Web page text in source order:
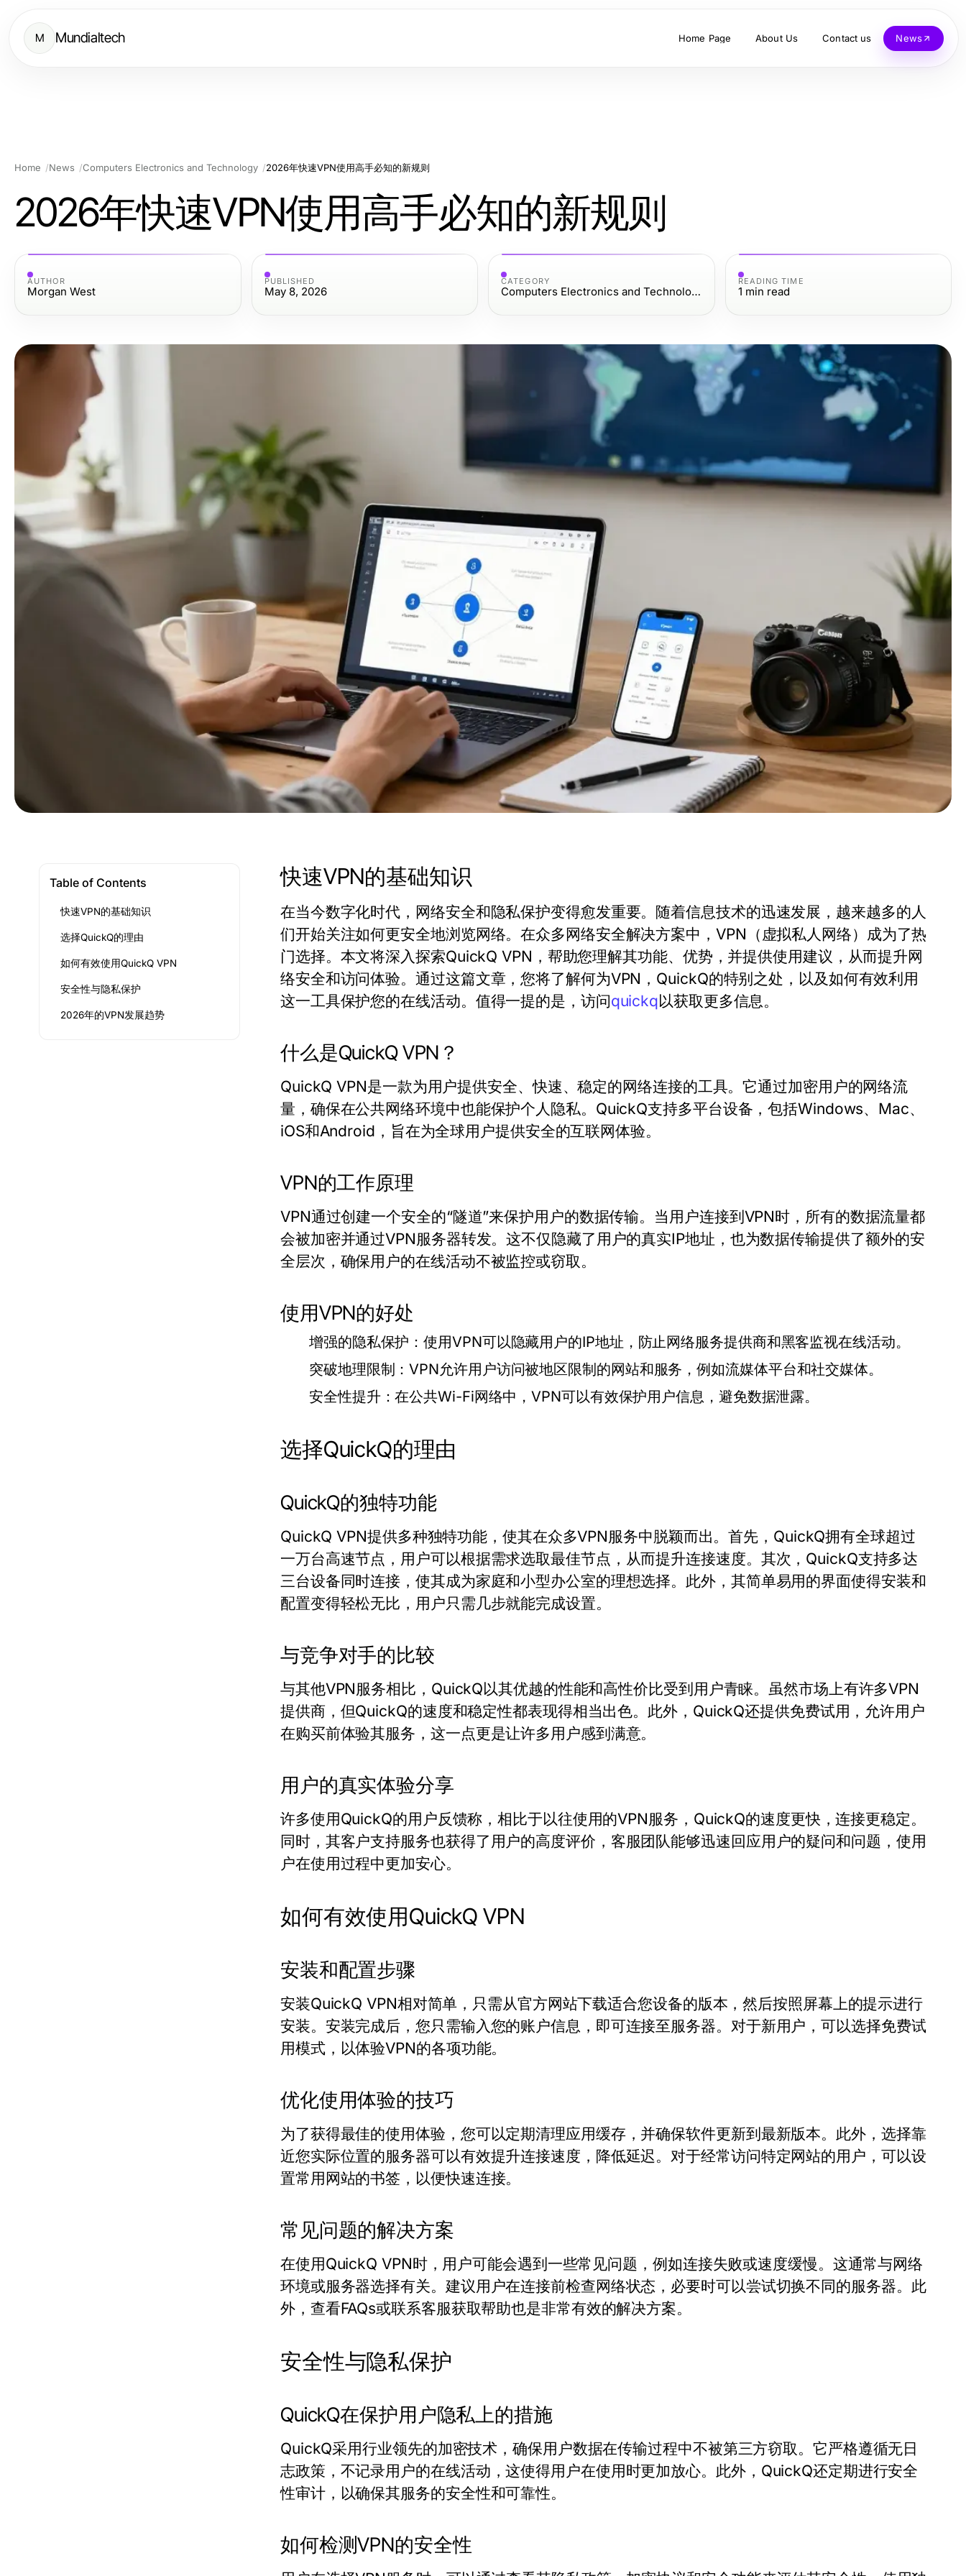
M Mundialtech Home Page About Us Contact us News
Home News Computers Electronics and Technology 2026年快速VPN使用高手必知的新规则
2026年快速VPN使用高手必知的新规则
AUTHOR
Morgan West
PUBLISHED
May 8, 2026
CATEGORY
Computers Electronics and Technology
READING TIME
1 min read
Table of Contents
快速VPN的基础知识
选择QuickQ的理由
如何有效使用QuickQ VPN
安全性与隐私保护
2026年的VPN发展趋势
快速VPN的基础知识
在当今数字化时代，网络安全和隐私保护变得愈发重要。随着信息技术的迅速发展，越来越多的人
们开始关注如何更安全地浏览网络。在众多网络安全解决方案中，VPN（虚拟私人网络）成为了热
门选择。本文将深入探索QuickQ VPN，帮助您理解其功能、优势，并提供使用建议，从而提升网
络安全和访问体验。通过这篇文章，您将了解何为VPN，QuickQ的特别之处，以及如何有效利用
这一工具保护您的在线活动。值得一提的是，访问quickq以获取更多信息。
什么是QuickQ VPN？
QuickQ VPN是一款为用户提供安全、快速、稳定的网络连接的工具。它通过加密用户的网络流
量，确保在公共网络环境中也能保护个人隐私。QuickQ支持多平台设备，包括Windows、Mac、
iOS和Android，旨在为全球用户提供安全的互联网体验。
VPN的工作原理
VPN通过创建一个安全的“隧道”来保护用户的数据传输。当用户连接到VPN时，所有的数据流量都
会被加密并通过VPN服务器转发。这不仅隐藏了用户的真实IP地址，也为数据传输提供了额外的安
全层次，确保用户的在线活动不被监控或窃取。
使用VPN的好处
增强的隐私保护：使用VPN可以隐藏用户的IP地址，防止网络服务提供商和黑客监视在线活动。
突破地理限制：VPN允许用户访问被地区限制的网站和服务，例如流媒体平台和社交媒体。
安全性提升：在公共Wi-Fi网络中，VPN可以有效保护用户信息，避免数据泄露。
选择QuickQ的理由
QuickQ的独特功能
QuickQ VPN提供多种独特功能，使其在众多VPN服务中脱颖而出。首先，QuickQ拥有全球超过
一万台高速节点，用户可以根据需求选取最佳节点，从而提升连接速度。其次，QuickQ支持多达
三台设备同时连接，使其成为家庭和小型办公室的理想选择。此外，其简单易用的界面使得安装和
配置变得轻松无比，用户只需几步就能完成设置。
与竞争对手的比较
与其他VPN服务相比，QuickQ以其优越的性能和高性价比受到用户青睐。虽然市场上有许多VPN
提供商，但QuickQ的速度和稳定性都表现得相当出色。此外，QuickQ还提供免费试用，允许用户
在购买前体验其服务，这一点更是让许多用户感到满意。
用户的真实体验分享
许多使用QuickQ的用户反馈称，相比于以往使用的VPN服务，QuickQ的速度更快，连接更稳定。
同时，其客户支持服务也获得了用户的高度评价，客服团队能够迅速回应用户的疑问和问题，使用
户在使用过程中更加安心。
如何有效使用QuickQ VPN
安装和配置步骤
安装QuickQ VPN相对简单，只需从官方网站下载适合您设备的版本，然后按照屏幕上的提示进行
安装。安装完成后，您只需输入您的账户信息，即可连接至服务器。对于新用户，可以选择免费试
用模式，以体验VPN的各项功能。
优化使用体验的技巧
为了获得最佳的使用体验，您可以定期清理应用缓存，并确保软件更新到最新版本。此外，选择靠
近您实际位置的服务器可以有效提升连接速度，降低延迟。对于经常访问特定网站的用户，可以设
置常用网站的书签，以便快速连接。
常见问题的解决方案
在使用QuickQ VPN时，用户可能会遇到一些常见问题，例如连接失败或速度缓慢。这通常与网络
环境或服务器选择有关。建议用户在连接前检查网络状态，必要时可以尝试切换不同的服务器。此
外，查看FAQs或联系客服获取帮助也是非常有效的解决方案。
安全性与隐私保护
QuickQ在保护用户隐私上的措施
QuickQ采用行业领先的加密技术，确保用户数据在传输过程中不被第三方窃取。它严格遵循无日
志政策，不记录用户的在线活动，这使得用户在使用时更加放心。此外，QuickQ还定期进行安全
性审计，以确保其服务的安全性和可靠性。
如何检测VPN的安全性